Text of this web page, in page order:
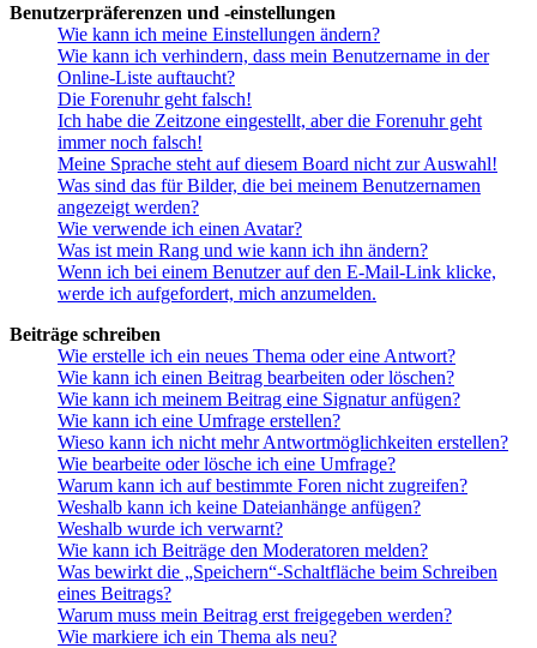
Benutzerpräferenzen und -einstellungen
Wie kann ich meine Einstellungen ändern?
Wie kann ich verhindern, dass mein Benutzername in der
Online-Liste auftaucht?
Die Forenuhr geht falsch!
Ich habe die Zeitzone eingestellt, aber die Forenuhr geht
immer noch falsch!
Meine Sprache steht auf diesem Board nicht zur Auswahl!
Was sind das für Bilder, die bei meinem Benutzernamen
angezeigt werden?
Wie verwende ich einen Avatar?
Was ist mein Rang und wie kann ich ihn ändern?
Wenn ich bei einem Benutzer auf den E-Mail-Link klicke,
werde ich aufgefordert, mich anzumelden.
Beiträge schreiben
Wie erstelle ich ein neues Thema oder eine Antwort?
Wie kann ich einen Beitrag bearbeiten oder löschen?
Wie kann ich meinem Beitrag eine Signatur anfügen?
Wie kann ich eine Umfrage erstellen?
Wieso kann ich nicht mehr Antwortmöglichkeiten erstellen?
Wie bearbeite oder lösche ich eine Umfrage?
Warum kann ich auf bestimmte Foren nicht zugreifen?
Weshalb kann ich keine Dateianhänge anfügen?
Weshalb wurde ich verwarnt?
Wie kann ich Beiträge den Moderatoren melden?
Was bewirkt die „Speichern“-Schaltfläche beim Schreiben
eines Beitrags?
Warum muss mein Beitrag erst freigegeben werden?
Wie markiere ich ein Thema als neu?